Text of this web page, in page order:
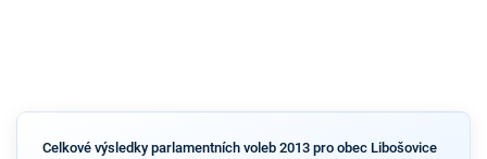
Celkové výsledky parlamentních voleb 2013 pro obec Libošovice